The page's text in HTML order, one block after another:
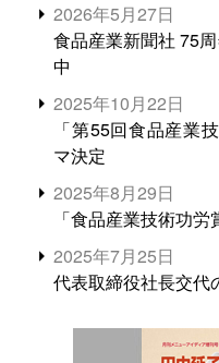
2026年5月27日
食品産業新聞社 75
中
2025年10月22日
「第55回食品産業
マ決定
2025年8月29日
「食品産業技術功
2025年7月25日
代表取締役社長交代